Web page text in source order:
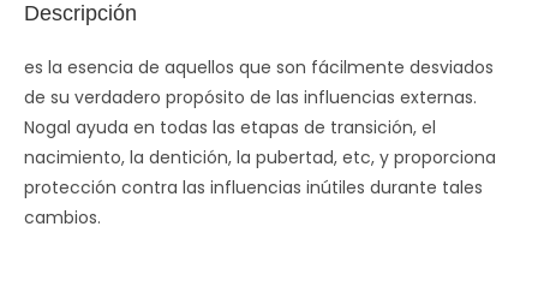
Descripción
es la esencia de aquellos que son fácilmente desviados
de su verdadero propósito de las influencias externas.
Nogal ayuda en todas las etapas de transición, el
nacimiento, la dentición, la pubertad, etc, y proporciona
protección contra las influencias inútiles durante tales
cambios.